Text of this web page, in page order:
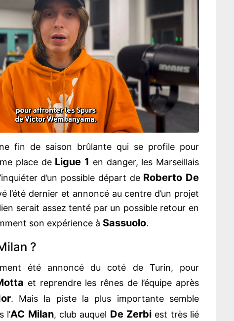
fin de saison brûlante qui se profile pour
place de Ligue 1 en danger, les Marseillais
d’un possible départ de Roberto De
l’été dernier et annoncé au centre d’un projet
serait assez tenté par un possible retour en
son expérience à Sassuolo.
?
été annoncé du coté de Turin, pour
et reprendre les rênes de l’équipe après
. Mais la piste la plus importante semble
l’AC Milan, club auquel De Zerbi est très lié